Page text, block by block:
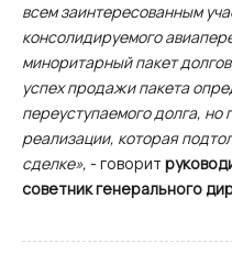
всем заинтересованным
консолидируемого
миноритарный пакет
успех продажи пакета
переуступаемого долга, но
реализации, которая
сделке», - говорит
советник генерального